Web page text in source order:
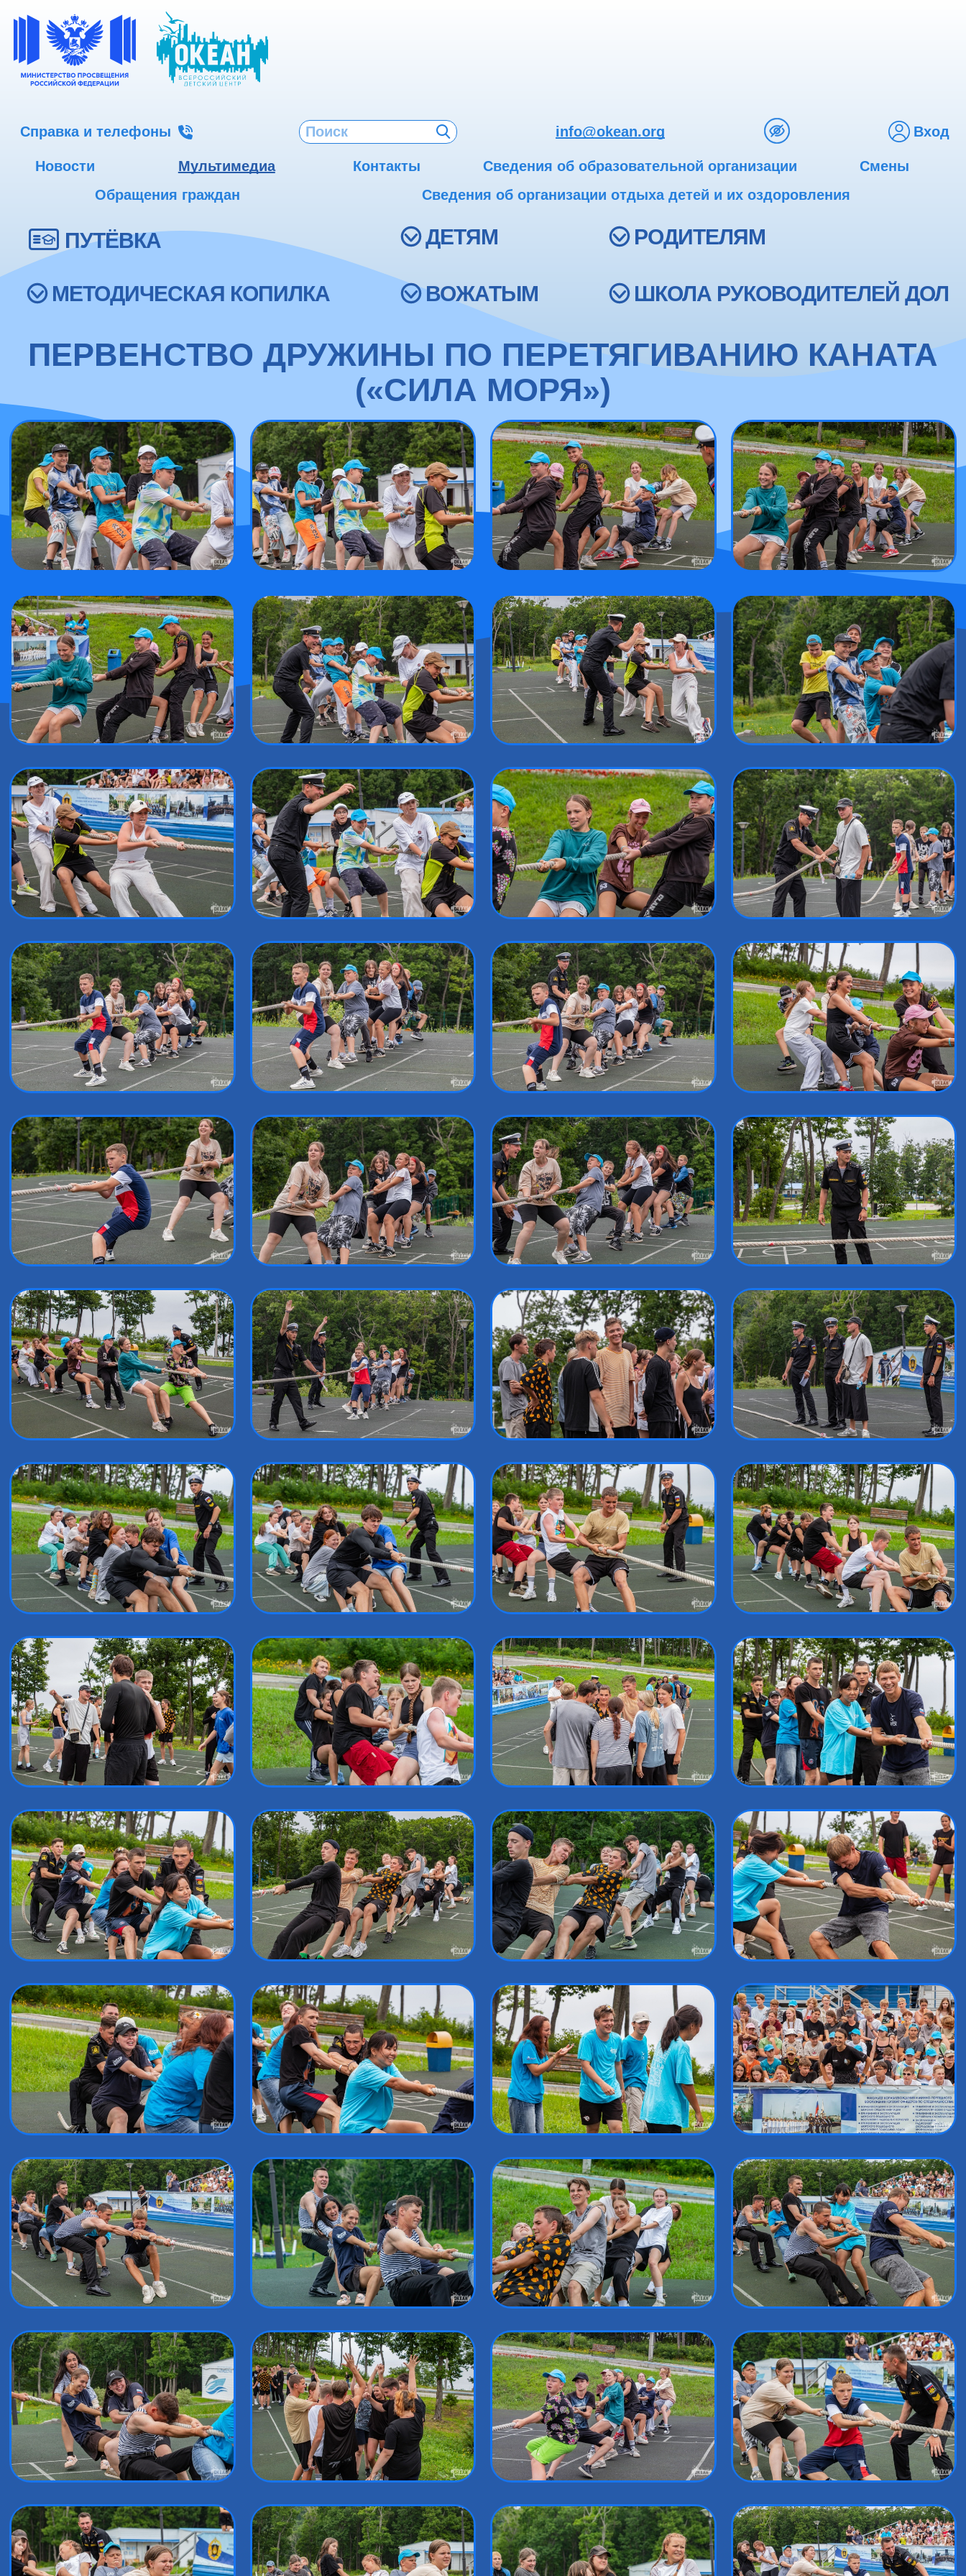
Справка и телефоны info@okean.org Вход
Новости Мультимедиа Контакты Сведения об образовательной организации
Смены
Обращения граждан
Сведения об организации отдыха детей и их оздоровления
ПУТЁВКА ДЕТЯМ РОДИТЕЛЯМ
МЕТОДИЧЕСКАЯ КОПИЛКА ВОЖАТЫМ ШКОЛА РУКОВОДИТЕЛЕЙ ДОЛ
ПЕРВЕНСТВО ДРУЖИНЫ ПО ПЕРЕТЯГИВАНИЮ КАНАТА
(«СИЛА МОРЯ»)